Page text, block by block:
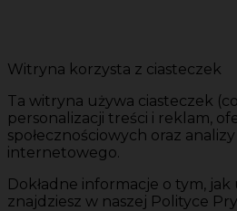
Witryna korzysta z ciasteczek
Ta witryna używa ciasteczek
personalizacji treści i reklam,
społecznościowych oraz
internetowego.
Dokładne informacje o tym,
znajdziesz w naszej Polityce